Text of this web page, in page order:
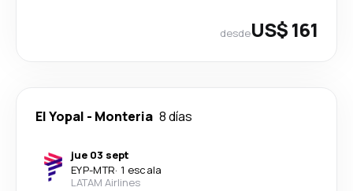
desdeUS$ 161
El Yopal - Monteria 8 días
jue 03 sept
EYP-MTR· 1 escala
LATAM Airlines